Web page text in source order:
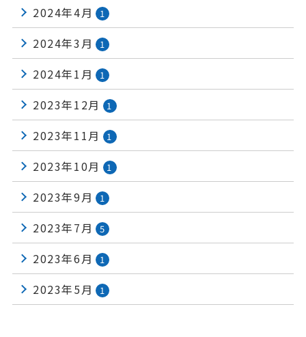
2024年4月 1
2024年3月 1
2024年1月 1
2023年12月 1
2023年11月 1
2023年10月 1
2023年9月 1
2023年7月 5
2023年6月 1
2023年5月 1